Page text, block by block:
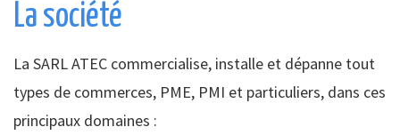
La société
La SARL ATEC commercialise, installe et dépanne tout
types de commerces, PME, PMI et particuliers, dans ces
principaux domaines :